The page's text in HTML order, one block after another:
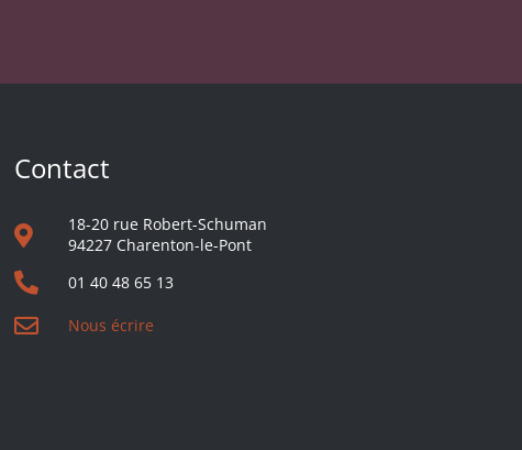
Contact
18-20 rue Robert-Schuman
94227 Charenton-le-Pont
01 40 48 65 13
Nous écrire